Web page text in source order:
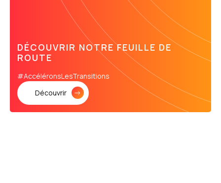
DÉCOUVRIR NOTRE FEUILLE DE
ROUTE
#AccéléronsLesTransitions
Découvrir